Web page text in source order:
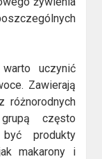
uczynić
Zawierają
różnorodnych
często
być produkty
makarony i